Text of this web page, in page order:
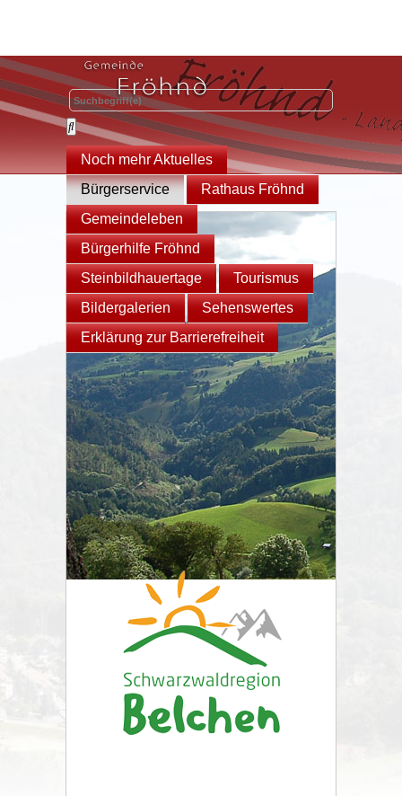
Noch mehr Aktuelles
Bürgerservice
Rathaus Fröhnd
Gemeindeleben
Bürgerhilfe Fröhnd
Steinbildhauertage
Tourismus
Bildergalerien
Sehenswertes
Erklärung zur Barrierefreiheit